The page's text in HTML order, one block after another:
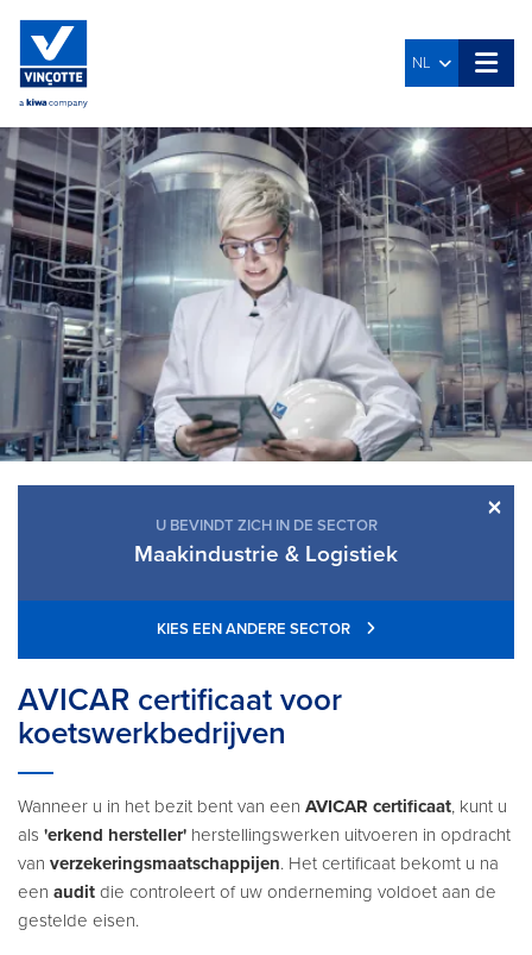
NL
×
U BEVINDT ZICH IN DE SECTOR
Maakindustrie & Logistiek
KIES EEN ANDERE SECTOR
AVICAR certificaat voor
koetswerkbedrijven
Wanneer u in het bezit bent van een AVICAR certificaat, kunt u
als 'erkend hersteller' herstellingswerken uitvoeren in opdracht
van verzekeringsmaatschappijen. Het certificaat bekomt u na
een audit die controleert of uw onderneming voldoet aan de
gestelde eisen.